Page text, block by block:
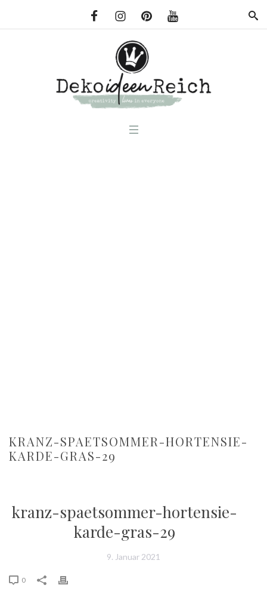
KRANZ-SPAETSOMMER-HORTENSIE-
KARDE-GRAS-29
kranz-spaetsommer-hortensie-
karde-gras-29
9. Januar 2021
0